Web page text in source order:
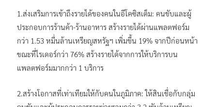
1.ส่งเสริมการเข้าถึงรายได้ของคนในอีโคซิสเต็ม: คนขับและผู้
ประกอบการร้านค้า-ร้านอาหาร สร้างรายได้ผ่านแพลตฟอร์ม
กว่า 1.53 หมื่นล้านเหรียญสหรัฐฯ เพิ่มขึ้น 19% จากปีก่อนหน้า
ขณะที่ไรเดอร์กว่า 76% สร้างรายได้จากการให้บริการบน
แพลตฟอร์มมากกว่า 1 บริการ
2.สร้างโอกาสที่เท่าเทียมให้กับคนในภูมิภาค: ให้สินเชื่อกับกลุ่ม